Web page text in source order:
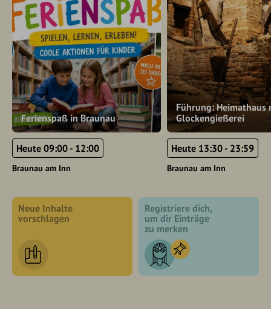
Ferienspaß in Braunau
Heute 09:00 - 12:00
Braunau am Inn
Führung: Heimathaus
Glockengießerei
Heute 13:30 - 23:59
Braunau am Inn
Neue Inhalte
vorschlagen
Registriere dich,
um dir Einträge
zu merken